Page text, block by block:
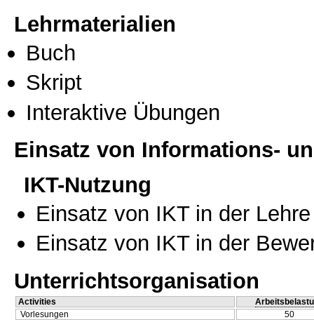
Lehrmaterialien
Buch
Skript
Interaktive Übungen
Einsatz von Informations-
IKT-Nutzung
Einsatz von IKT in der Lehre
Einsatz von IKT in der
Unterrichtsorganisation
Activities
Vorlesungen
50